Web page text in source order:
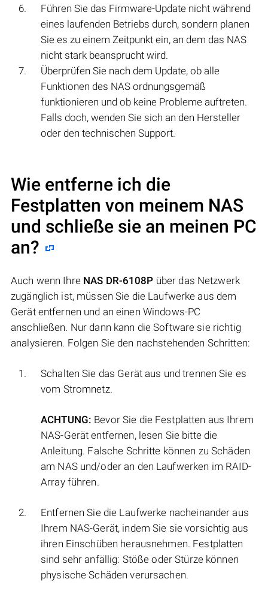
Führen Sie das Firmware-Update nicht während
eines laufenden Betriebs durch, sondern planen
Sie es zu einem Zeitpunkt ein, an dem das NAS
nicht stark beansprucht wird.
Überprüfen Sie nach dem Update, ob alle
Funktionen des NAS ordnungsgemäß
funktionieren und ob keine Probleme auftreten.
Falls doch, wenden Sie sich an den Hersteller
oder den technischen Support.
Wie entferne ich die
Festplatten von meinem NAS
und schließe sie an meinen PC
an?
Auch wenn Ihre NAS DR-6108P über das Netzwerk
zugänglich ist, müssen Sie die Laufwerke aus dem
Gerät entfernen und an einen Windows-PC
anschließen. Nur dann kann die Software sie richtig
analysieren. Folgen Sie den nachstehenden Schritten:
Schalten Sie das Gerät aus und trennen Sie es
vom Stromnetz.
ACHTUNG: Bevor Sie die Festplatten aus Ihrem
NAS-Gerät entfernen, lesen Sie bitte die
Anleitung. Falsche Schritte können zu Schäden
am NAS und/oder an den Laufwerken im RAID-
Array führen.
Entfernen Sie die Laufwerke nacheinander aus
Ihrem NAS-Gerät, indem Sie sie vorsichtig aus
ihren Einschüben herausnehmen. Festplatten
sind sehr anfällig: Stöße oder Stürze können
physische Schäden verursachen.